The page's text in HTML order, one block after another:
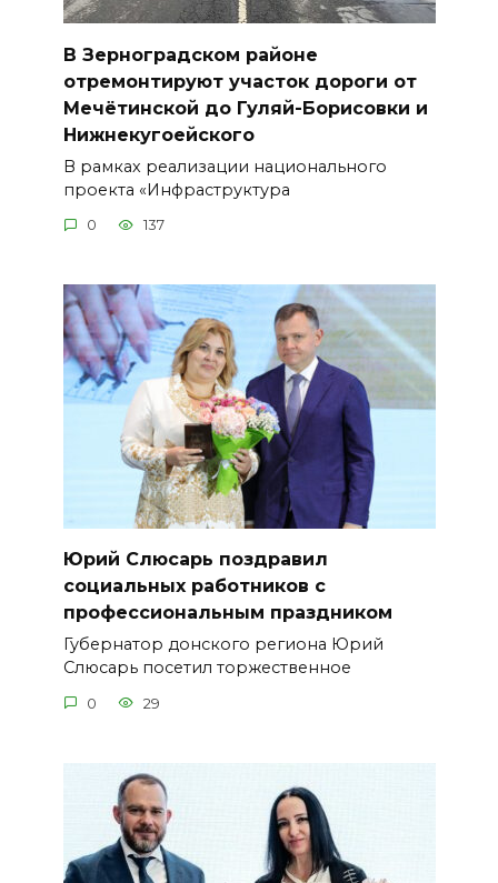
В Зерноградском районе
отремонтируют участок дороги от
Мечётинской до Гуляй-Борисовки и
Нижнекугоейского
В рамках реализации национального
проекта «Инфраструктура
0 137
Юрий Слюсарь поздравил
социальных работников с
профессиональным праздником
Губернатор донского региона Юрий
Слюсарь посетил торжественное
0 29